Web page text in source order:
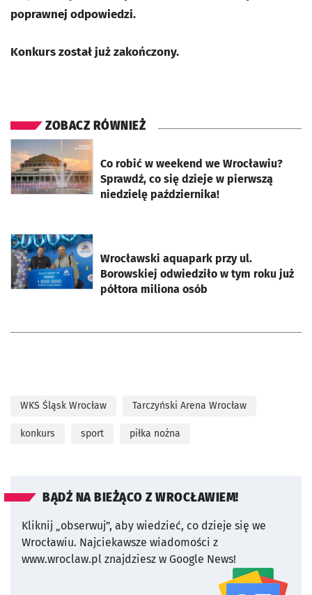
poprawnej odpowiedzi.
Konkurs został już zakończony.
ZOBACZ RÓWNIEŻ
Co robić w weekend we Wrocławiu?
Sprawdź, co się dzieje w pierwszą
niedzielę października!
otworzy się w nowej karcie
Wrocławski aquapark przy ul.
Borowskiej odwiedziło w tym roku już
półtora miliona osób
otworzy się w nowej karcie
WKS Śląsk Wrocław Tarczyński Arena Wrocław
konkurs sport piłka nożna
BĄDŹ NA BIEŻĄCO Z WROCŁAWIEM!
Kliknij „obserwuj”, aby wiedzieć, co dzieje się we
Wrocławiu. Najciekawsze wiadomości z
www.wroclaw.pl znajdziesz w Google News!